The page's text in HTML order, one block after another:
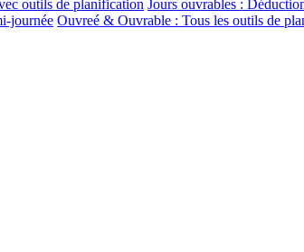
outils de planification Jours ouvrables :
journée Ouvreé & Ouvrable : Tous les outils de